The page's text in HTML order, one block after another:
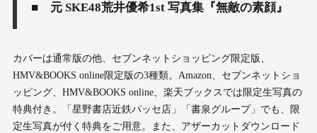
■ 元 SKE48荒井優希1st 写真集『無敵の素顔』
カバーは通常版の他、セブンネットショッピング限定版、
HMV&BOOKS online限定版の3種類。Amazon、セブンネットショ
ッピング、HMV&BOOKS online、楽天ブックスでは限定生写真の
特典付き。「星野書店近鉄パッセ店」「書泉グループ」でも、限
定生写真が付く特典をご用意。また、アザーカットダウンロード